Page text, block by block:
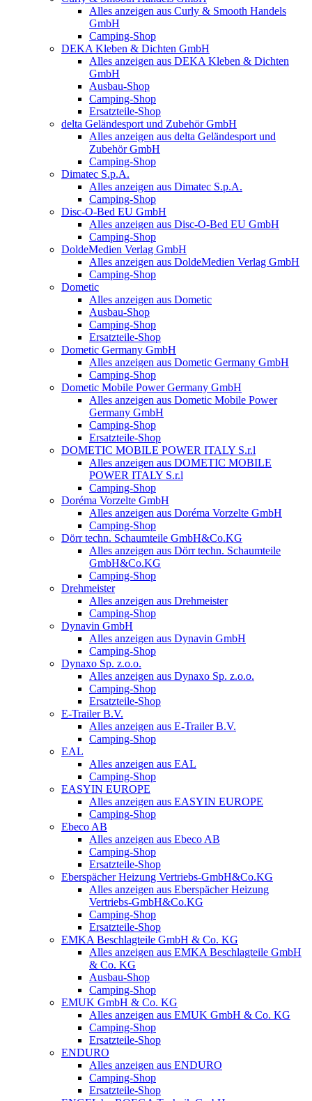
Alles anzeigen aus Curly & Smooth Handels
GmbH
Camping-Shop
DEKA Kleben & Dichten GmbH
Alles anzeigen aus DEKA Kleben & Dichten
GmbH
Ausbau-Shop
Camping-Shop
Ersatzteile-Shop
delta Geländesport und Zubehör GmbH
Alles anzeigen aus delta Geländesport und
Zubehör GmbH
Camping-Shop
Dimatec S.p.A.
Alles anzeigen aus Dimatec S.p.A.
Camping-Shop
Disc-O-Bed EU GmbH
Alles anzeigen aus Disc-O-Bed EU GmbH
Camping-Shop
DoldeMedien Verlag GmbH
Alles anzeigen aus DoldeMedien Verlag GmbH
Camping-Shop
Dometic
Alles anzeigen aus Dometic
Ausbau-Shop
Camping-Shop
Ersatzteile-Shop
Dometic Germany GmbH
Alles anzeigen aus Dometic Germany GmbH
Camping-Shop
Dometic Mobile Power Germany GmbH
Alles anzeigen aus Dometic Mobile Power
Germany GmbH
Camping-Shop
Ersatzteile-Shop
DOMETIC MOBILE POWER ITALY S.r.l
Alles anzeigen aus DOMETIC MOBILE
POWER ITALY S.r.l
Camping-Shop
Doréma Vorzelte GmbH
Alles anzeigen aus Doréma Vorzelte GmbH
Camping-Shop
Dörr techn. Schaumteile GmbH&Co.KG
Alles anzeigen aus Dörr techn. Schaumteile
GmbH&Co.KG
Camping-Shop
Drehmeister
Alles anzeigen aus Drehmeister
Camping-Shop
Dynavin GmbH
Alles anzeigen aus Dynavin GmbH
Camping-Shop
Dynaxo Sp. z.o.o.
Alles anzeigen aus Dynaxo Sp. z.o.o.
Camping-Shop
Ersatzteile-Shop
E-Trailer B.V.
Alles anzeigen aus E-Trailer B.V.
Camping-Shop
EAL
Alles anzeigen aus EAL
Camping-Shop
EASYIN EUROPE
Alles anzeigen aus EASYIN EUROPE
Camping-Shop
Ebeco AB
Alles anzeigen aus Ebeco AB
Camping-Shop
Ersatzteile-Shop
Eberspächer Heizung Vertriebs-GmbH&Co.KG
Alles anzeigen aus Eberspächer Heizung
Vertriebs-GmbH&Co.KG
Camping-Shop
Ersatzteile-Shop
EMKA Beschlagteile GmbH & Co. KG
Alles anzeigen aus EMKA Beschlagteile GmbH
& Co. KG
Ausbau-Shop
Camping-Shop
EMUK GmbH & Co. KG
Alles anzeigen aus EMUK GmbH & Co. KG
Camping-Shop
Ersatzteile-Shop
ENDURO
Alles anzeigen aus ENDURO
Camping-Shop
Ersatzteile-Shop